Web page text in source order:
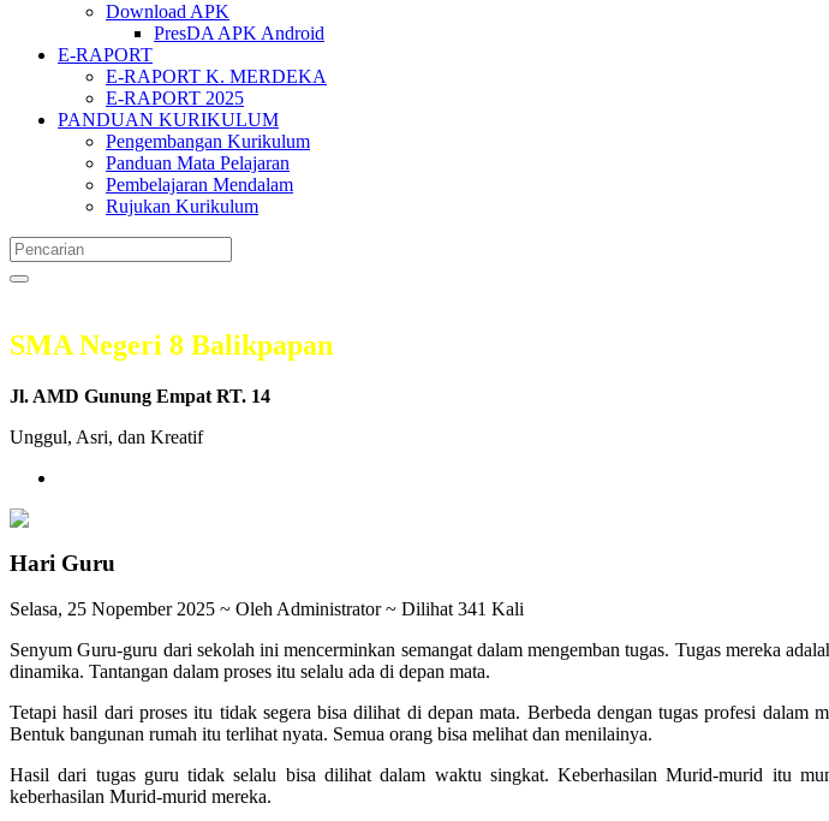
Download APK
PresDA APK Android
E-RAPORT
E-RAPORT K. MERDEKA
E-RAPORT 2025
PANDUAN KURIKULUM
Pengembangan Kurikulum
Panduan Mata Pelajaran
Pembelajaran Mendalam
Rujukan Kurikulum
SMA Negeri 8 Balikpapan
Jl. AMD Gunung Empat RT. 14
Unggul, Asri, dan Kreatif
Hari Guru
Selasa, 25 Nopember 2025 ~ Oleh Administrator ~ Dilihat 341 Kali
Senyum Guru-guru dari sekolah ini mencerminkan semangat dalam mengemban tugas. Tugas mereka
dinamika. Tantangan dalam proses itu selalu ada di depan mata.
Tetapi hasil dari proses itu tidak segera bisa dilihat di depan mata. Berbeda dengan tugas profesi
Bentuk bangunan rumah itu terlihat nyata. Semua orang bisa melihat dan menilainya.
Hasil dari tugas guru tidak selalu bisa dilihat dalam waktu singkat. Keberhasilan Murid-murid itu
keberhasilan Murid-murid mereka.